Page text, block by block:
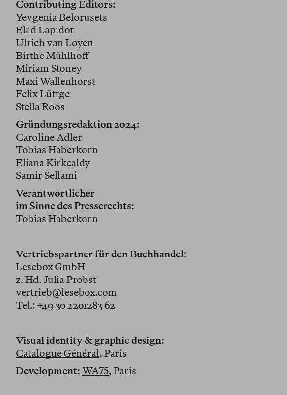
Contributing Editors:
Yevgenia Belorusets
Elad Lapidot
Ulrich van Loyen
Birthe Mühlhoff
Miriam Stoney
Maxi Wallenhorst
Felix Lüttge
Stella Roos
Gründungsredaktion 2024:
Caroline Adler
Tobias Haberkorn
Eliana Kirkcaldy
Samir Sellami
Verantwortlicher
im Sinne des Presserechts:
Tobias Haberkorn
Vertriebspartner für den Buchhandel:
Lesebox GmbH
z. Hd. Julia Probst
vertrieb@lesebox.com
Tel.: +49 30 2201283 62
Visual identity & graphic design:
Catalogue Général, Paris
Development: WA75, Paris